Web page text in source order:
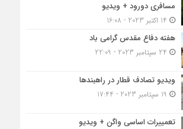
مسافری دورود + ویدیو
هفته دفاع مقدس گرامی باد
ویدیو تصادف قطار در راهبندها
تعمییرات اساسی واگن + ویدیو